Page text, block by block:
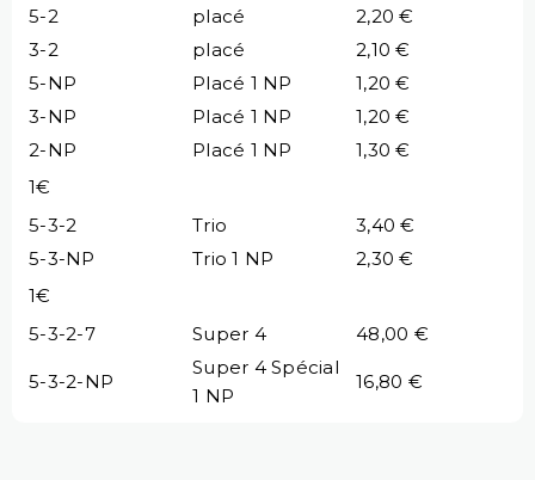
5-2 placé
2,20 €
3-2
placé
2,10 €
5-NP
Placé 1 NP
1,20 €
3-NP
Placé 1 NP
1,20 €
2-NP
Placé 1 NP
1,30 €
1€
5-3-2
Trio
3,40 €
5-3-NP
Trio 1 NP
2,30 €
1€
5-3-2-7
Super 4 48,00 €
5-3-2-NP
Super 4 Spécial
1 NP
16,80 €